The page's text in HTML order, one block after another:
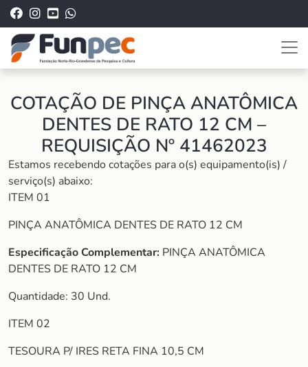
COTAÇÃO DE PINÇA ANATÔMICA
DENTES DE RATO 12 CM –
REQUISIÇÃO Nº 41462023
Estamos recebendo cotações para o(s) equipamento(is) /
serviço(s) abaixo:
ITEM 01
PINÇA ANATÔMICA DENTES DE RATO 12 CM
Especificação Complementar: PINÇA ANATÔMICA
DENTES DE RATO 12 CM
Quantidade: 30 Und.
ITEM 02
TESOURA P/ IRES RETA FINA 10,5 CM